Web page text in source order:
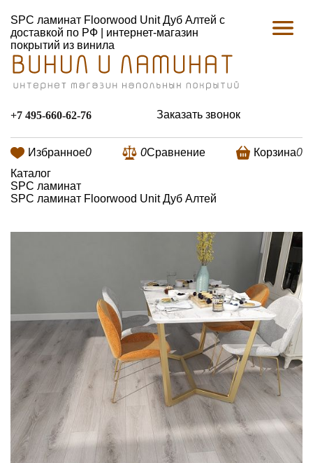
SPC ламинат Floorwood Unit Дуб Алтей с
доставкой по РФ | интернет-магазин
покрытий из винила
+7 495-660-62-76 Заказать звонок
Избранное0 0Сравнение Корзина0
Каталог
SPC ламинат
SPC ламинат Floorwood Unit Дуб Алтей